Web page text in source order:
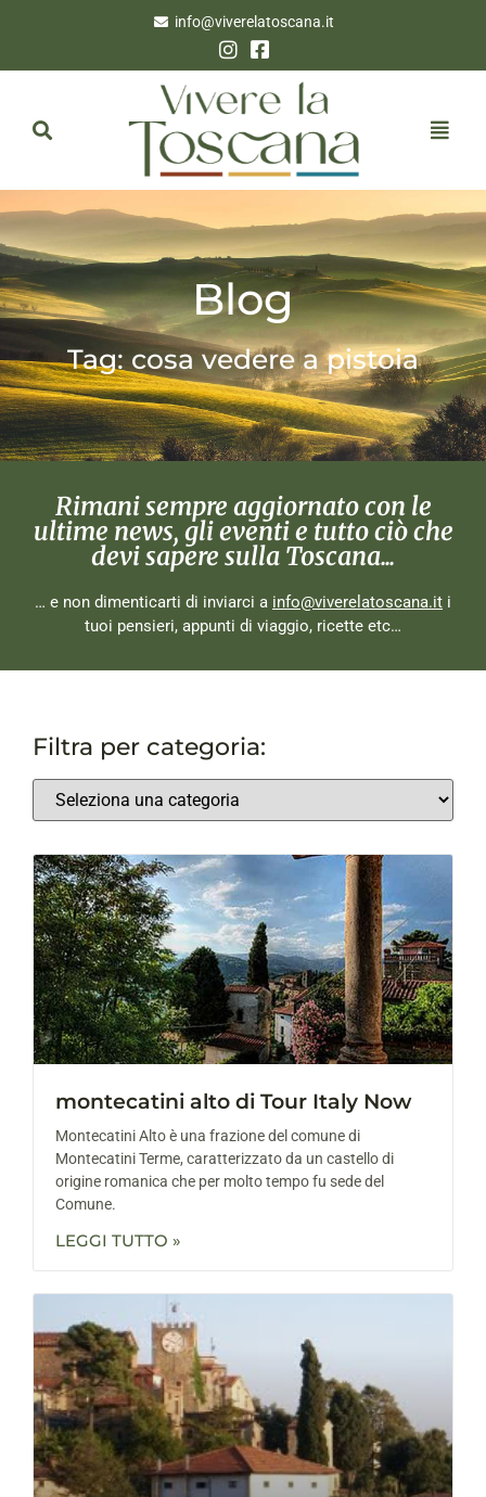
info@viverelatoscana.it
Blog
Tag: cosa vedere a pistoia
Rimani sempre aggiornato con le
ultime news, gli eventi e tutto ciò che
devi sapere sulla Toscana...
… e non dimenticarti di inviarci a info@viverelatoscana.it i
tuoi pensieri, appunti di viaggio, ricette etc…
Filtra per categoria:
montecatini alto di Tour Italy Now
Montecatini Alto è una frazione del comune di
Montecatini Terme, caratterizzato da un castello di
origine romanica che per molto tempo fu sede del
Comune.
LEGGI TUTTO »